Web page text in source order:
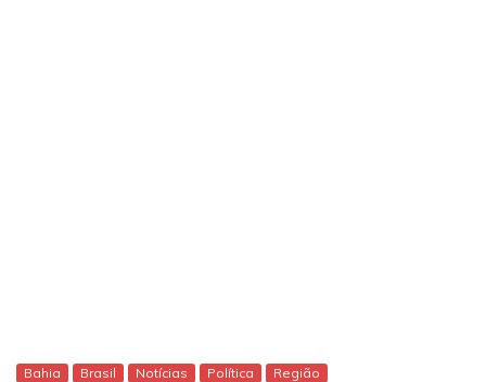
Bahia Brasil Notícias Política Região